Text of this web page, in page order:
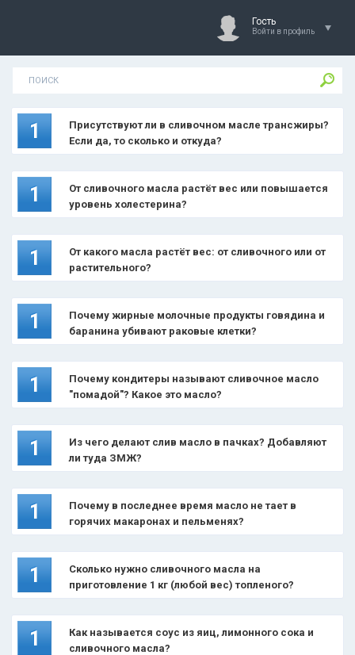
Гость
Войти в профиль
1
Присутствуют ли в сливочном масле трансжиры?
Если да, то сколько и откуда?
1
От сливочного масла растёт вес или повышается
уровень холестерина?
1
От какого масла растёт вес: от сливочного или от
растительного?
1
Почему жирные молочные продукты говядина и
баранина убивают раковые клетки?
1
Почему кондитеры называют сливочное масло
"помадой"? Какое это масло?
1
Из чего делают слив масло в пачках? Добавляют
ли туда ЗМЖ?
1
Почему в последнее время масло не тает в
горячих макаронах и пельменях?
1
Сколько нужно сливочного масла на
приготовление 1 кг (любой вес) топленого?
1
Как называется соус из яиц, лимонного сока и
сливочного масла?